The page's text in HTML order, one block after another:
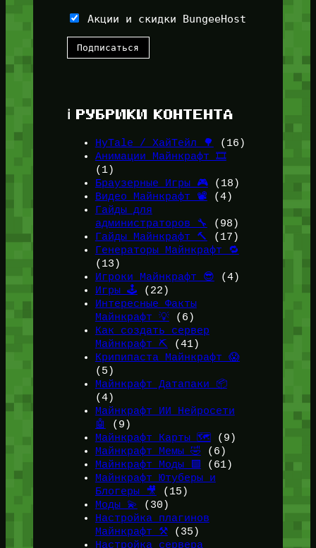
Акции и скидки BungeeHost
ℹ️ РУБРИКИ КОНТЕНТА
HyTale / ХайТейл 🌳
(16)
Анимации Майнкрафт 🎞️
(1)
Браузерные Игры 🎮(18)
Видео Майнкрафт 📽️ (4)
Гайды для
администраторов 🔧
(98)
Гайды Майнкрафт 🔨
(17)
Генераторы Майнкрафт 🔁
(13)
Игроки Майнкрафт 😎 (4)
Игры 🕹️ (22)
Интересные Факты
Майнкрафт 💡(6)
Как создать сервер
Майнкрафт ⛏️ (41)
Крипипаста Майнкрафт 😱
(5)
Майнкрафт Датапаки 📦
(4)
Майнкрафт ИИ Нейросети
🤖
(9)
Майнкрафт Карты 🗺️ (9)
Майнкрафт Мемы 🤣 (6)
Майнкрафт Моды 🟩
(61)
Майнкрафт Ютуберы и
Блогеры 🎥
(15)
Моды 💫
(30)
Настройка плагинов
Майнкрафт ⚒️(35)
Настройка сервера